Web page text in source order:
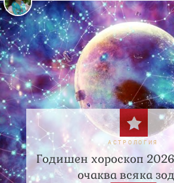
АСТРОЛОГИЯ
Годишен хороскоп
очаква всяка